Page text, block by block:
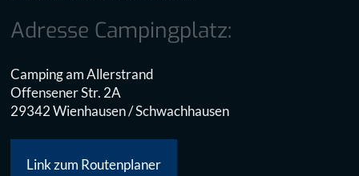
Adresse Campingplatz:
Camping am Allerstrand
Offensener Str. 2A
29342 Wienhausen / Schwachhausen
Link zum Routenplaner